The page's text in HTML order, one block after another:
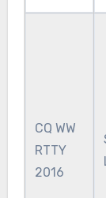
CQ WW
RTTY
2016